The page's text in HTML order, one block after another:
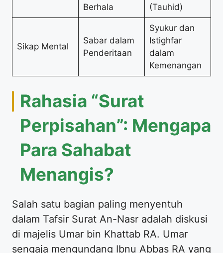
Berhala
(Tauhid)
Sikap Mental
Sabar dalam
Penderitaan
Syukur dan
Istighfar
dalam
Kemenangan
Rahasia “Surat
Perpisahan”: Mengapa
Para Sahabat
Menangis?
Salah satu bagian paling menyentuh
dalam Tafsir Surat An-Nasr adalah diskusi
di majelis Umar bin Khattab RA. Umar
sengaja mengundang Ibnu Abbas RA yang